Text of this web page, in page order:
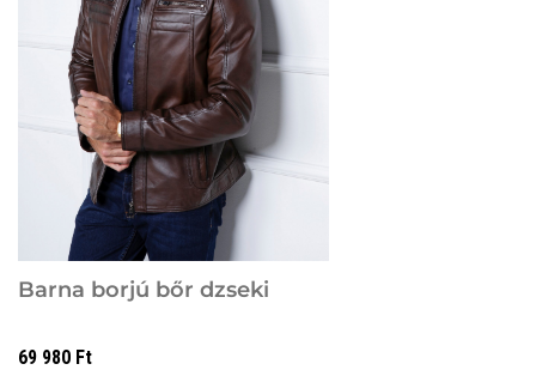
Barna borjú bőr dzseki
69 980 Ft